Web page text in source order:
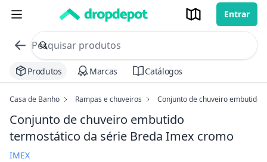
Entrar
commerce search no header
Procurar
Produtos Marcas Catálogos
Casa de Banho Rampas e chuveiros Conjunto de chuveiro embutido
Conjunto de chuveiro embutido
termostático da série Breda Imex cromo
IMEX